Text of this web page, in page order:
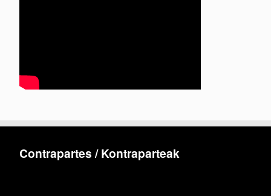
Contrapartes / Kontraparteak